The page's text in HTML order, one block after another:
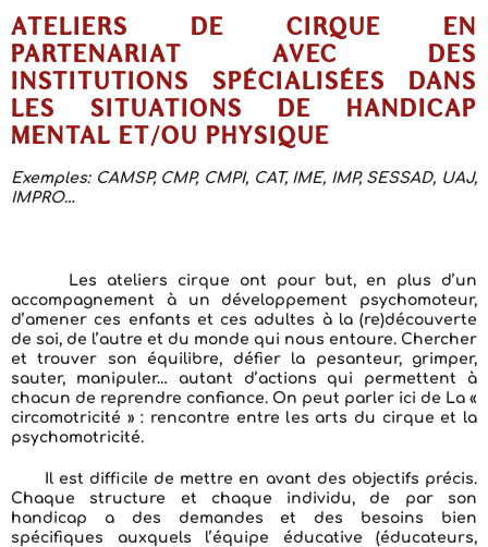
ATELIERS DE CIRQUE EN
PARTENARIAT AVEC DES
INSTITUTIONS SPÉCIALISÉES DANS
LES SITUATIONS DE HANDICAP
MENTAL ET/OU PHYSIQUE
Exemples: CAMSP, CMP, CMPI, CAT, IME, IMP, SESSAD, UAJ,
IMPRO…
Les ateliers cirque ont pour but, en plus d’un
accompagnement à un développement psychomoteur,
d’amener ces enfants et ces adultes à la (re)découverte
de soi, de l’autre et du monde qui nous entoure. Chercher
et trouver son équilibre, défier la pesanteur, grimper,
sauter, manipuler… autant d’actions qui permettent à
chacun de reprendre confiance. On peut parler ici de La «
circomotricité » : rencontre entre les arts du cirque et la
psychomotricité.
Il est difficile de mettre en avant des objectifs précis.
Chaque structure et chaque individu, de par son
handicap a des demandes et des besoins bien
spécifiques auxquels l’équipe éducative (éducateurs,